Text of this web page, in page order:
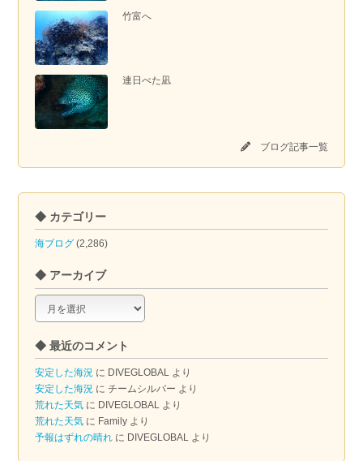
竹富へ
連日べた凪
ブログ記事一覧
◆ カテゴリー
海ブログ (2,286)
◆ アーカイブ
◆
ア
カ
イ
ブ
◆ 最近のコメント
安定した海況 に DIVEGLOBAL
より
安定した海況 にチームシルバー より
荒れた天気 に DIVEGLOBAL
より
荒れた天気 に Family より
予報はずれの晴れ に DIVEGLOBAL より